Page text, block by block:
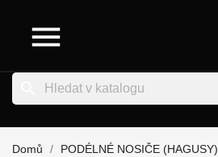

Domů PODÉLNÉ NOSIČE (HAGUSY)